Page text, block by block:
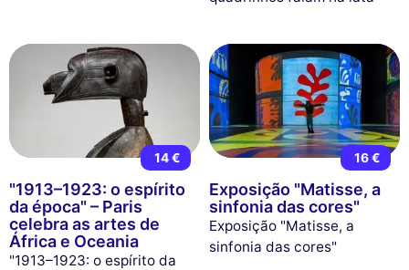
14 €
"1913–1923: o espírito
da época" – Paris
celebra as artes de
África e Oceania
"1913–1923: o espírito da
16 €
Exposição "Matisse, a
sinfonia das cores"
Exposição "Matisse, a
sinfonia das cores"